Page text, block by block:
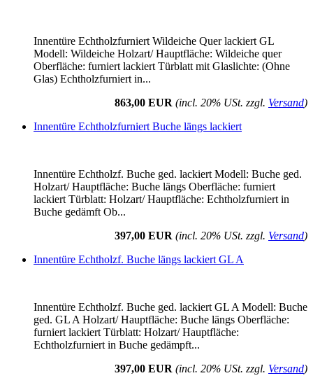
Innentüre Echtholzfurniert Wildeiche Quer lackiert GL
Modell: Wildeiche Holzart/ Hauptfläche: Wildeiche quer
Oberfläche: furniert lackiert Türblatt mit Glaslichte: (Ohne
Glas) Echtholzfurniert in...
863,00 EUR (incl. 20% USt. zzgl. Versand)
Innentüre Echtholzfurniert Buche längs lackiert
Innentüre Echtholzf. Buche ged. lackiert Modell: Buche ged.
Holzart/ Hauptfläche: Buche längs Oberfläche: furniert
lackiert Türblatt: Holzart/ Hauptfläche: Echtholzfurniert in
Buche gedämft Ob...
397,00 EUR (incl. 20% USt. zzgl. Versand)
Innentüre Echtholzf. Buche längs lackiert GL A
Innentüre Echtholzf. Buche ged. lackiert GL A Modell: Buche
ged. GL A Holzart/ Hauptfläche: Buche längs Oberfläche:
furniert lackiert Türblatt: Holzart/ Hauptfläche:
Echtholzfurniert in Buche gedämpft...
397,00 EUR (incl. 20% USt. zzgl. Versand)